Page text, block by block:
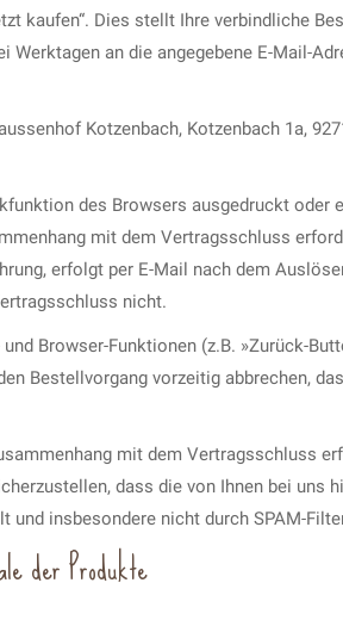
kaufen“. Dies stellt Ihre verbindliche
an die angegebene E-Mail-
Kotzenbach, Kotzenbach 1a,
des Browsers ausgedruckt oder
mit dem Vertragsschluss
erfolgt per E-Mail nach dem
nicht.
Browser-Funktionen (z.B. »Zurück-
Bestellvorgang vorzeitig abbrechen,
mit dem Vertragsschluss
dass die von Ihnen bei uns
insbesondere nicht durch SPAM-
der Produkte